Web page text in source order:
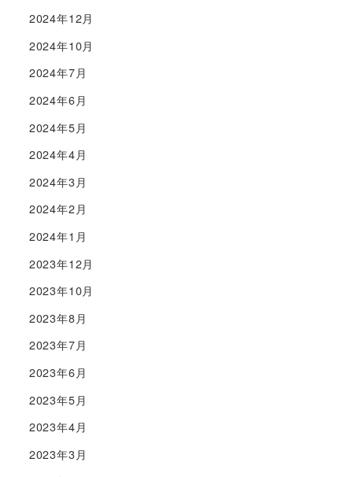
2024年12月
2024年10月
2024年7月
2024年6月
2024年5月
2024年4月
2024年3月
2024年2月
2024年1月
2023年12月
2023年10月
2023年8月
2023年7月
2023年6月
2023年5月
2023年4月
2023年3月